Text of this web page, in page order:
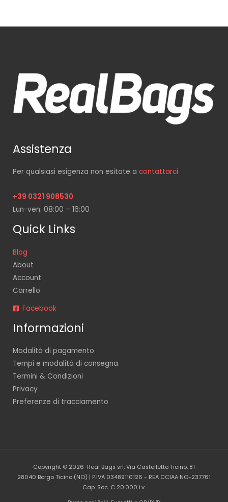
Assistenza
Per qualsiasi esigenza non esitate a contattarci
+39 0321 908530
Lun-ven: 08:00 – 16:00
Quick Links
Blog
About
Account
Carrello
Facebook
Informazioni
Modalità di pagamento
Tempi e modalità di consegna
Termini & Condizioni
Privacy
Preferenze di tracciamento
Copyright © 2026 Real Bags srl, Via Castelletto Ticino, 81
28040 Borgo Ticino (NO) | P.IVA 03489110126 - REA CCIAA NO-237761
Cap. Soc. € 20.000 i.v.